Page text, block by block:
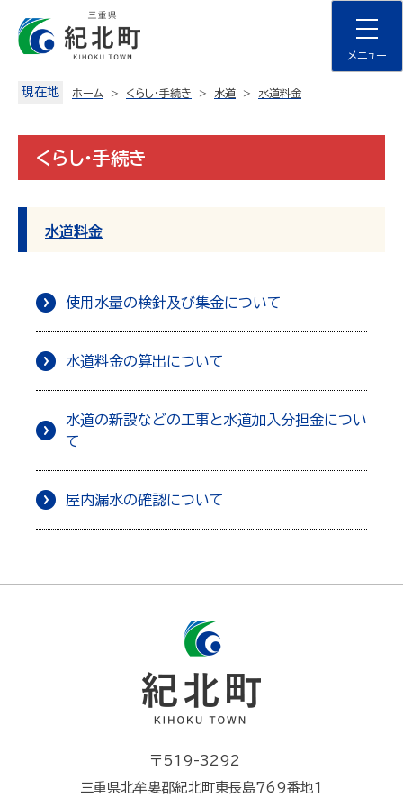
content
メニュー
現在地 ホーム くらし・手続き 水道 水道料金
くらし・手続き
水道料金
使用水量の検針及び集金について
水道料金の算出について
水道の新設などの工事と水道加入分担金につい
て
屋内漏水の確認について
〒519-3292
三重県北牟婁郡紀北町東長島769番地1